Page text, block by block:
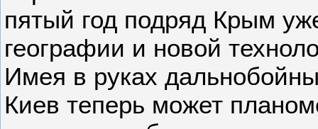
пятый год подряд Крым
географии и новой
Имея в руках
Киев теперь может